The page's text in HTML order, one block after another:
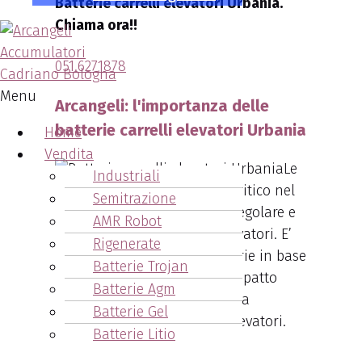
Menu
Home
Vendita
Industriali
Semitrazione
AMR Robot
Rigenerate
Batterie Trojan
Batterie Agm
Batterie Gel
Batterie Litio
Batterie carrelli elevatori Urbania.
Chiama ora!!
051.6271878
Arcangeli: l'importanza delle
batterie carrelli elevatori Urbania
Le
batterie svolgono un ruolo critico nel
garantire il funzionamento regolare e
senza intoppi dei carrelli elevatori. E’
importante scegliere le batterie in base
alla loro qualità ed al loro impatto
sulla produttività e l’efficienza
dell’intera flotta di carrelli elevatori.